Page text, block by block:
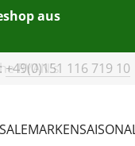
aus
+49(0)151 116 719 10
SALEMARKEN